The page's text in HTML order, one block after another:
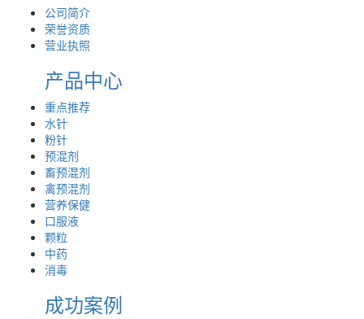
公司简介
荣誉资质
营业执照
产品中心
重点推荐
水针
粉针
预混剂
畜预混剂
禽预混剂
营养保健
口服液
颗粒
中药
消毒
成功案例